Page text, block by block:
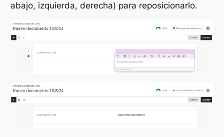
abajo, izquierda, derecha) para reposicionarlo.